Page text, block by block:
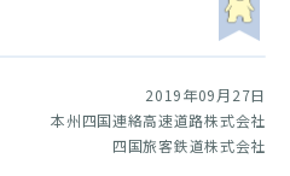
2019年09月27日
本州四国連絡高速道路株式会社
四国旅客鉄道株式会社